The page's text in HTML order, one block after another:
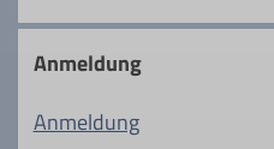
0043 670
Anmeldung
Anmeldung